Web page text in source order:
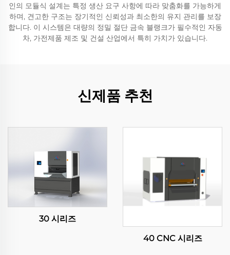
인의 모듈식 설계는 특정 생산 요구 사항에 따라 맞춤화를 가능하게
하며, 견고한 구조는 장기적인 신뢰성과 최소한의 유지 관리를 보장
합니다. 이 시스템은 대량의 정밀 절단 금속 블랭크가 필수적인 자동
차, 가전제품 제조 및 건설 산업에서 특히 가치가 있습니다.
신제품 추천
30 시리즈
40 CNC 시리즈